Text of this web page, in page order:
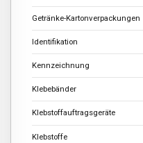
Getränke-Kartonverpackungen
Identifikation
Kennzeichnung
Klebebänder
Klebstoffauftragsgeräte
Klebstoffe